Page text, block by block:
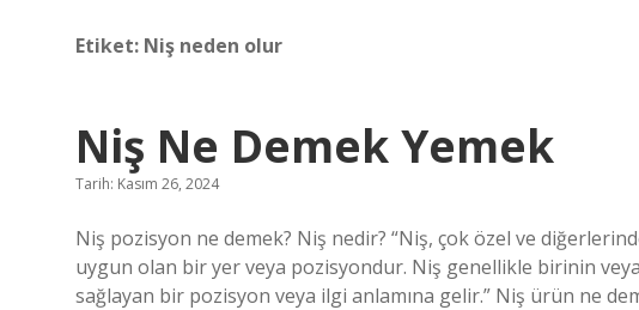
Etiket: Niş neden olur
Niş Ne Demek Yemek
Tarih: Kasım 26, 2024
Niş pozisyon ne demek? Niş nedir? “Niş, çok özel ve
uygun olan bir yer veya pozisyondur. Niş genellikle birinin
sağlayan bir pozisyon veya ilgi anlamına gelir.” Niş ürün ne